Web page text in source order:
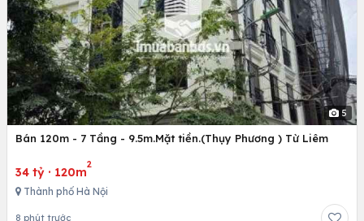
5
Bán 120m - 7 Tầng - 9.5m.Mặt tiền.(Thụy Phương ) Từ Liêm
34 tỷ · 120m
2
Thành phố Hà Nội
8 phút trước